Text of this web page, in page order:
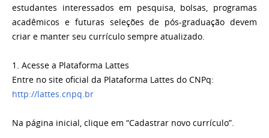
estudantes interessados em pesquisa, bolsas, programas
acadêmicos e futuras seleções de pós-graduação devem
criar e manter seu currículo sempre atualizado.
1. Acesse a Plataforma Lattes
Entre no site oficial da Plataforma Lattes do CNPq:
http://lattes.cnpq.br
Na página inicial, clique em “Cadastrar novo currículo”.